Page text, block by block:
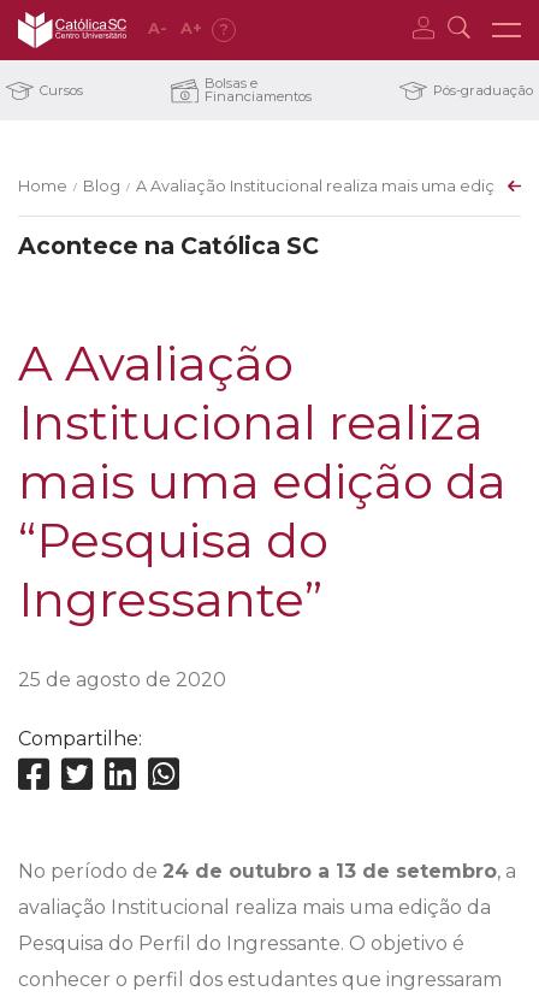
A- A+ ?
Cursos Bolsas e
Financiamentos Pós-graduação
Home / Blog / A Avaliação Institucional realiza mais uma edição
Acontece na Católica SC
A Avaliação
Institucional realiza
mais uma edição da
“Pesquisa do
Ingressante”
25 de agosto de 2020
Compartilhe:
No período de 24 de outubro a 13 de setembro, a
avaliação Institucional realiza mais uma edição da
Pesquisa do Perfil do Ingressante. O objetivo é
conhecer o perfil dos estudantes que ingressaram